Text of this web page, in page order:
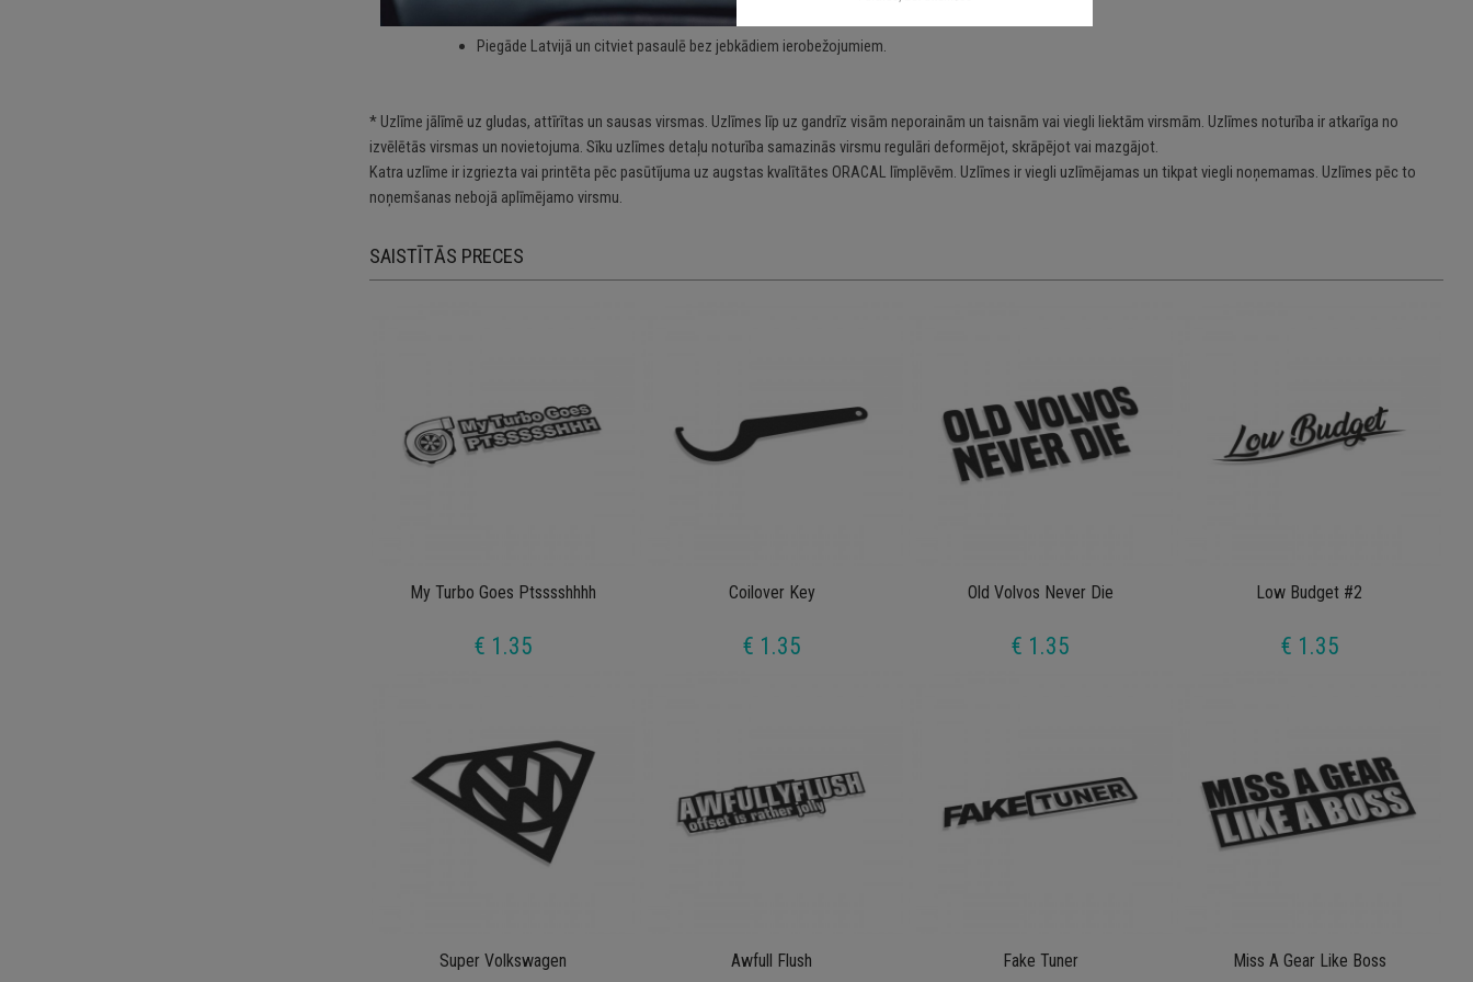
kā arī visām citām gludām un neporainām virsmām;
Piegāde Latvijā un citviet pasaulē bez jebkādiem ierobežojumiem.
* Uzlīme jālīmē uz gludas, attīrītas un sausas virsmas. Uzlīmes līp uz gandrīz visām neporainām un taisnām vai viegli liektām virsmām. Uzlīmes noturība ir atkarīga no
izvēlētās virsmas un novietojuma. Sīku uzlīmes detaļu noturība samazinās virsmu regulāri deformējot, skrāpējot vai mazgājot.
Katra uzlīme ir izgriezta vai printēta pēc pasūtījuma uz augstas kvalītātes ORACAL līmplēvēm. Uzlīmes ir viegli uzlīmējamas un tikpat viegli noņemamas. Uzlīmes pēc to
noņemšanas nebojā aplīmējamo virsmu.
SAISTĪTĀS PRECES
My Turbo Goes Ptsssshhhh
€ 1.35
Coilover Key
€ 1.35
Old Volvos Never Die
€ 1.35
Low Budget #2
€ 1.35
Super Volkswagen Awfull Flush Fake Tuner Miss A Gear Like Boss